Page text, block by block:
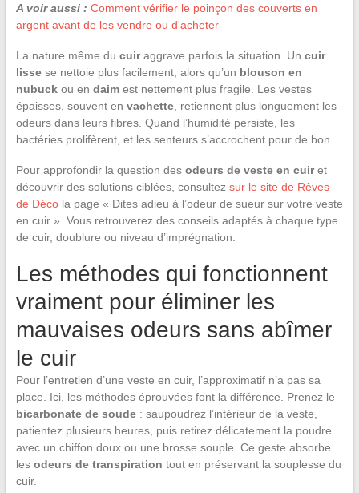
A voir aussi : Comment vérifier le poinçon des couverts en
argent avant de les vendre ou d'acheter
La nature même du cuiraggrave parfois la situation. Un cuir
lissese nettoie plus facilement, alors qu’un blouson en
nubuckou en daimest nettement plus fragile. Les vestes
épaisses, souvent en vachette, retiennent plus longuement les
odeurs dans leurs fibres. Quand l’humidité persiste, les
bactéries prolifèrent, et les senteurs s’accrochent pour de bon.
Pour approfondir la question des odeurs de veste en cuiret
découvrir des solutions ciblées, consultez sur le site de Rêves
de Décola page « Dites adieu à l’odeur de sueur sur votre veste
en cuir ». Vous retrouverez des conseils adaptés à chaque type
de cuir, doublure ou niveau d’imprégnation.
Les méthodes qui fonctionnent
vraiment pour éliminer les
mauvaises odeurs sans abîmer
le cuir
Pour l’entretien d’une veste en cuir, l’approximatif n’a pas sa
place. Ici, les méthodes éprouvées font la différence. Prenez le
bicarbonate de soude: saupoudrez l’intérieur de la veste,
patientez plusieurs heures, puis retirez délicatement la poudre
avec un chiffon doux ou une brosse souple. Ce geste absorbe
les odeurs de transpiration tout en préservant la souplesse du
cuir.